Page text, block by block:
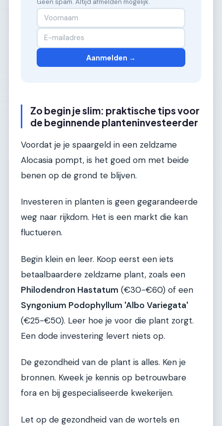
Geen spam. Altijd afmelden mogelijk.
Aanmelden →
Zo begin je slim: praktische tips voor
de beginnende planteninvesteerder
Voordat je je spaargeld in een zeldzame
Alocasia pompt, is het goed om met beide
benen op de grond te blijven.
Investeren in planten is geen gegarandeerde
weg naar rijkdom. Het is een markt die kan
fluctueren.
Begin klein en leer. Koop eerst een iets
betaalbaardere zeldzame plant, zoals een
Philodendron Hastatum (€30-€60) of een
Syngonium Podophyllum 'Albo Variegata'
(€25-€50). Leer hoe je voor die plant zorgt.
Een dode investering levert niets op.
De gezondheid van de plant is alles. Ken je
bronnen. Kweek je kennis op betrouwbare
fora en bij gespecialiseerde kwekerijen.
Let op de gezondheid van de wortels en